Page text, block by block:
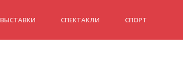
ВЫСТАВКИ СПЕКТАКЛИ СПОРТ